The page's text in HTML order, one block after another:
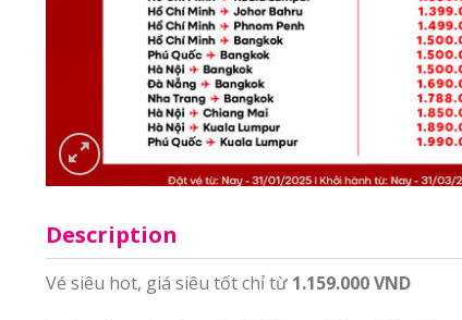
Description
Vé siêu hot, giá siêu tốt chỉ từ 1.159.000 VND